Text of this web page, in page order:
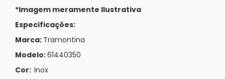
*Imagem meramente Ilustrativa
Especificações:
Marca: Tramontina
Modelo:61440350
Cor: Inox